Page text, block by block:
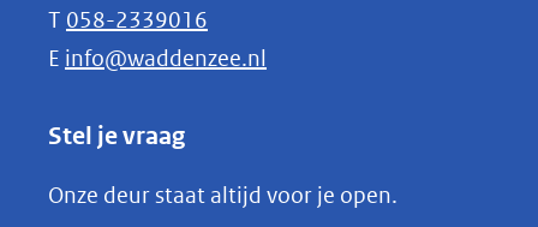
website)
T 058-2339016
E info@waddenzee.nl
Stel je vraag
Onze deur staat altijd voor je open.